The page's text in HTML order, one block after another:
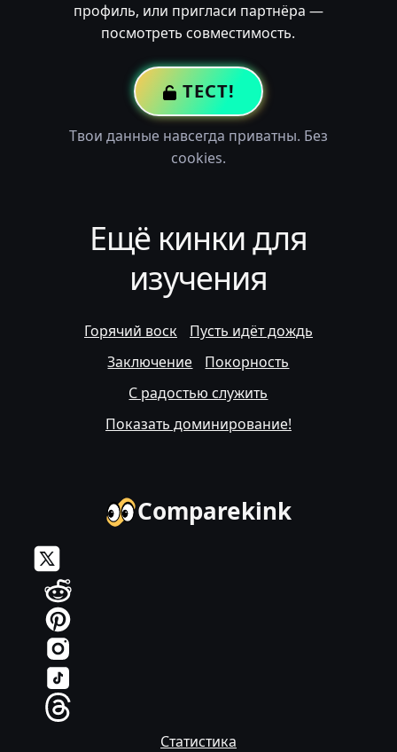
профиль, или пригласи партнёра —
посмотреть совместимость.
ТЕСТ!
Твои данные навсегда приватны. Без
cookies.
Ещё кинки для
изучения
Горячий воск
Пусть идёт дождь
Заключение
Покорность
С радостью служить
Показать доминирование!
Comparekink
Статистика